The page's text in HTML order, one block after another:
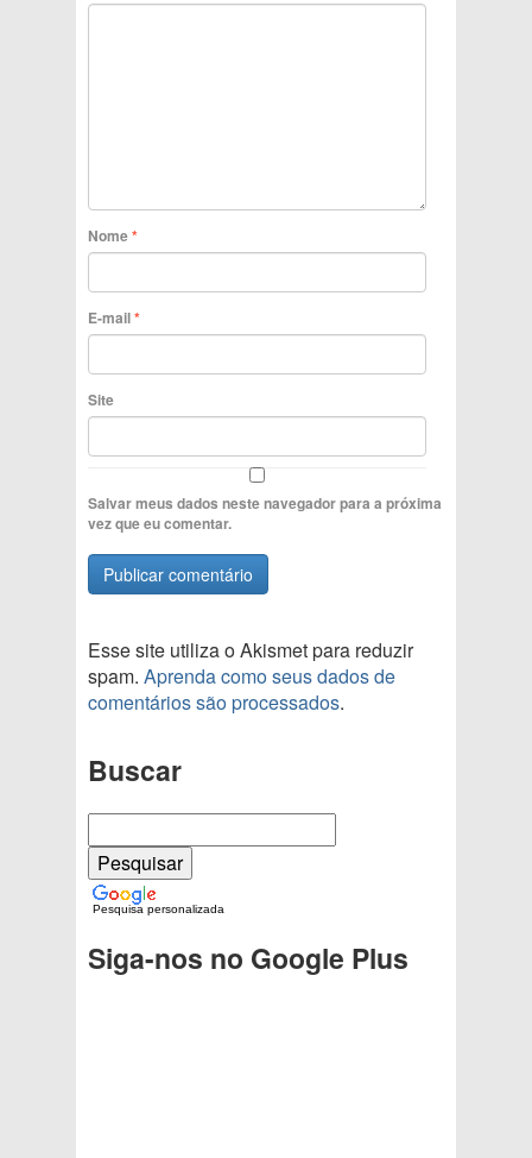
Nome*
E-mail*
Site
Salvar meus dados neste navegador para a próxima
vez que eu comentar.
Esse site utiliza o Akismet para reduzir
spam. Aprenda como seus dados de
comentários são processados.
Buscar
Pesquisa personalizada
Siga-nos no Google Plus